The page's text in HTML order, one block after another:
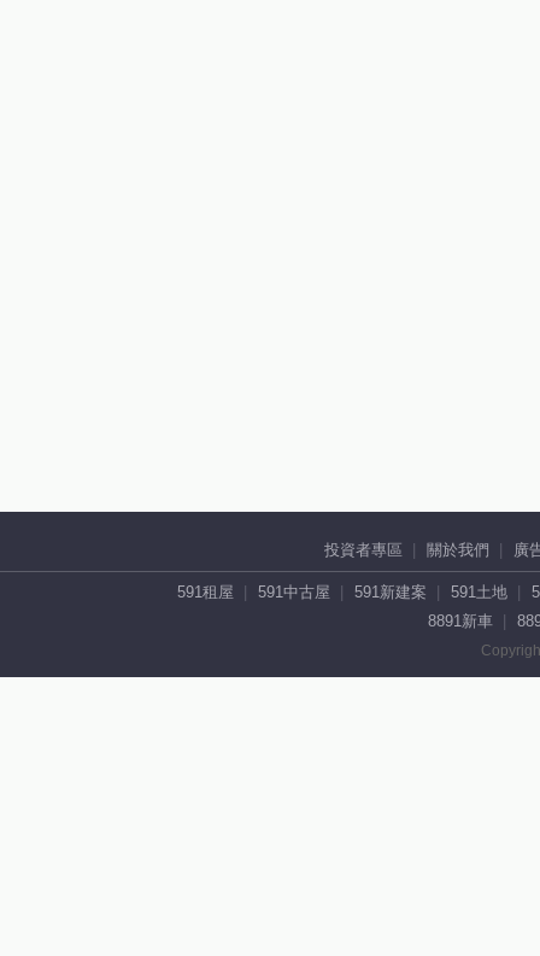
投資者專區 關於我們 廣
591租屋 591中古屋 591新建案 591土地
8891新車